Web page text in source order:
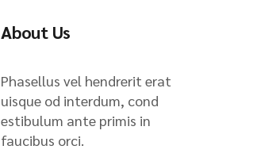
About Us
Phasellus vel hendrerit erat
uisque od interdum, cond
estibulum ante primis in
faucibus orci.